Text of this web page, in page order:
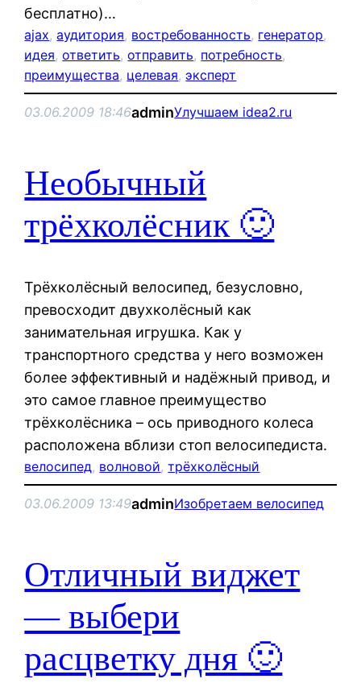
бесплатно)…
ajax, аудитория, востребованность, генератор
идея, ответить, отправить, потребность
преимущества, целевая, эксперт
03.06.2009 18:46adminУлучшаем idea2.ru
Необычный
трёхколёсник 🙂
Трёхколёсный велосипед, безусловно,
превосходит двухколёсный как
занимательная игрушка. Как у
транспортного средства у него возможен
более эффективный и надёжный привод, и
это самое главное преимущество
трёхколёсника – ось приводного колеса
расположена вблизи стоп велосипедиста.
велосипед, волновой, трёхколёсный
03.06.2009 13:49adminИзобретаем велосипед
Отличный виджет
— выбери
расцветку дня 🙂